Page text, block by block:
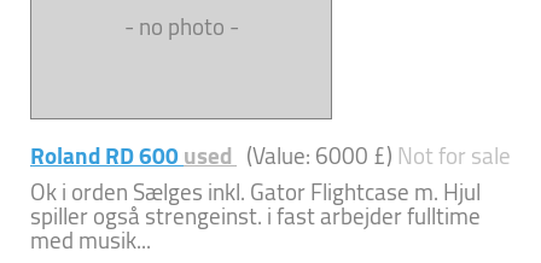
- no photo -
Roland RD 600used (Value: 6000 £)Not for sale
Ok i orden Sælges inkl. Gator Flightcase m. Hjul
spiller også strengeinst. i fast arbejder fulltime
med musik...